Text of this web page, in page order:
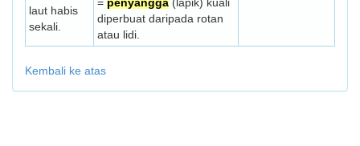
laut habis
sekali.
diperbuat daripada rotan
atau lidi.
Kembali ke atas